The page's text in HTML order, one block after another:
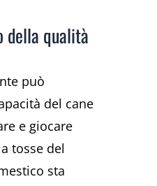
della qualità
può
del cane
e giocare
tosse del
sta